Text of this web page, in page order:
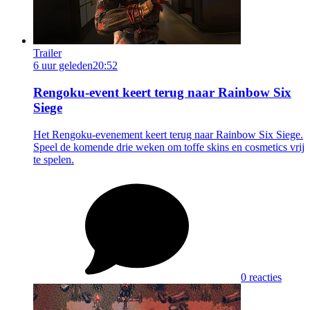
Trailer
6 uur geleden20:52
Rengoku-event keert terug naar Rainbow Six
Siege
Het Rengoku-evenement keert terug naar Rainbow Six Siege.
Speel de komende drie weken om toffe skins en cosmetics vrij
te spelen.
0 reacties